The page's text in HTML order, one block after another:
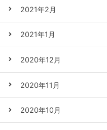
2021年2月
2021年1月
2020年12月
2020年11月
2020年10月